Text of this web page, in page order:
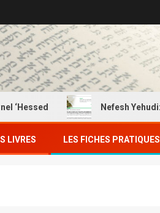
Nefesh Yehudi: EKEV
LIVRES LES FICHES PRATIQUES